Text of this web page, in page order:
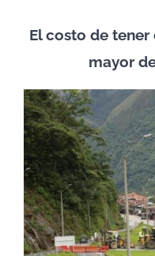
El costo de
mayor